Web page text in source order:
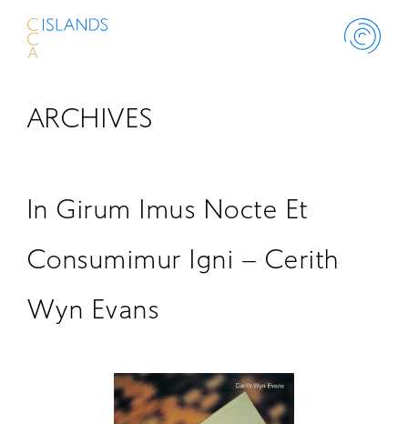
ABOUT
LIBRARY
SCHOLARSHIP
ARCHIVES
In Girum Imus Nocte Et
Consumimur Igni – Cerith
Wyn Evans